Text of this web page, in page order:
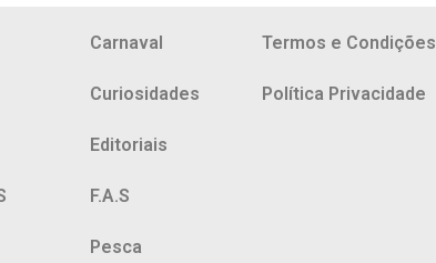
Carnaval
Curiosidades
Editoriais
F.A.S
Pesca
Termos e Condições
Política Privacidade